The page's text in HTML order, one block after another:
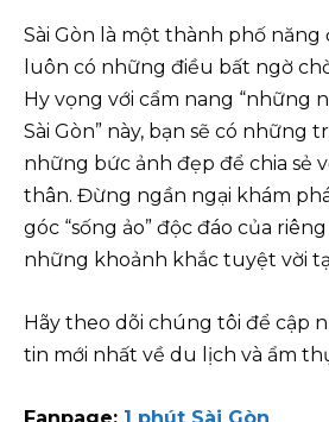
Sài Gòn là một thành phố năng
luôn có những điều bất ngờ
Hy vọng với cẩm nang “những
Sài Gòn” này, bạn sẽ có những
những bức ảnh đẹp để chia sẻ
thân. Đừng ngần ngại khám
góc “sống ảo” độc đáo của
những khoảnh khắc tuyệt vời
Hãy theo dõi chúng tôi để cập
tin mới nhất về du lịch và ẩm